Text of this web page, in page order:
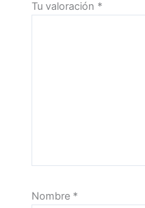
Tu valoración *
Nombre *